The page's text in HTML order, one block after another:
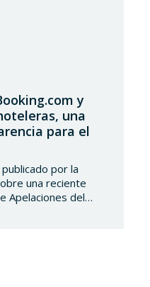
y
una
para el
por la
una reciente
Apelaciones del